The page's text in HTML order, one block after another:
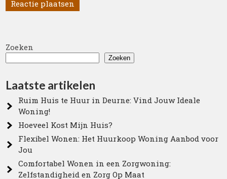
Zoeken
Zoeken
Laatste artikelen
Ruim Huis te Huur in Deurne: Vind Jouw Ideale
Woning!
Hoeveel Kost Mijn Huis?
Flexibel Wonen: Het Huurkoop Woning Aanbod voor
Jou
Comfortabel Wonen in een Zorgwoning:
Zelfstandigheid en Zorg Op Maat